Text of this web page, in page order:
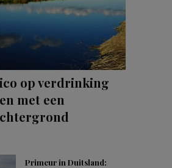
op verdrinking
met een
Primeur in Duitsland: